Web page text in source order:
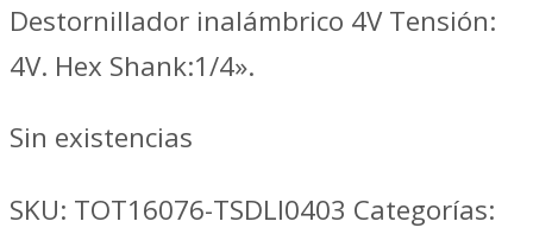
Destornillador inalámbrico 4V Tensión:
4V. Hex Shank:1/4».
Sin existencias
SKU: TOT16076-TSDLI0403 Categorías: